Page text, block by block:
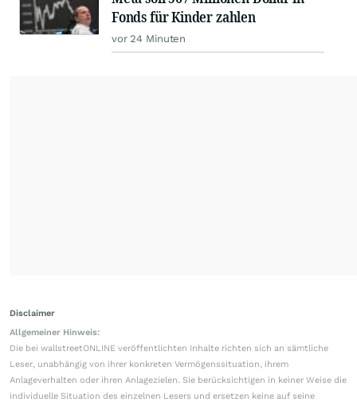
Fonds für Kinder zahlen
vor 24 Minuten
Disclaimer
Allgemeiner Hinweis:
Die bei wallstreetONLINE veröffentlichten Inhalte richten sich an sämtliche
Leser, unabhängig von ihrer konkreten Vermögenssituation, ihrem
Anlageverhalten oder ihren Anlagezielen. Sie berücksichtigen in keiner Weise die
individuelle Situation des einzelnen Lesers und ersetzen keine auf seine